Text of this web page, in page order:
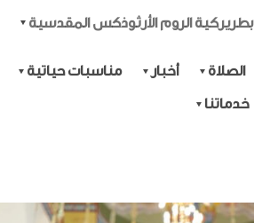
بطريركية الروم الأرثوذكس المقدسية
الصلاة أخبار مناسبات حياتية
خدماتنا